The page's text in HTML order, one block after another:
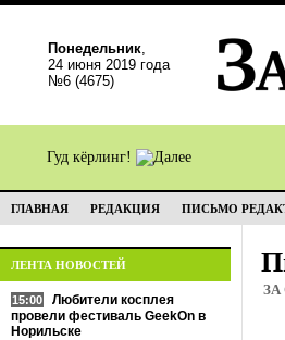
Понедельник,
24 июня 2019 года
№6 (4675)
Гуд кёрлинг!
ГЛАВНАЯ РЕДАКЦИЯ ПИСЬМО
ЛЕНТА НОВОСТЕЙ
15:00
Любители косплея
провели фестиваль GeekOn в
Норильске